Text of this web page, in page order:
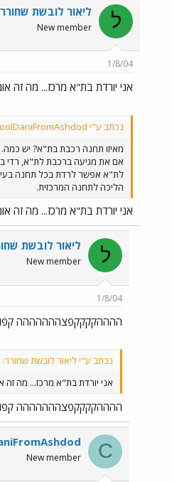
ל ליאור לובשת שחורר
New member
1/8/04
אני יורדת בת"א מרכז... מה זה
נכתב ע"י CoolDaniFromAshdod:
מאיזו תחנה רכבת בת"א? יש כמה.
אם את מגיעה ברכבת לת"א, רדי
לת"א אפשר לרדת בכל תחנה
הליכה לתחנה המרכזית.
אני יורדת בת"א מרכז... מה זה
ל ליאור לובשת
New member
1/8/04
ההההקקקקפצההההההה
נכתב ע"י ליאור לובשת שחורר:
אני יורדת בת"א מרכז... מה זה
ההההקקקקפצההההההה
C
New member